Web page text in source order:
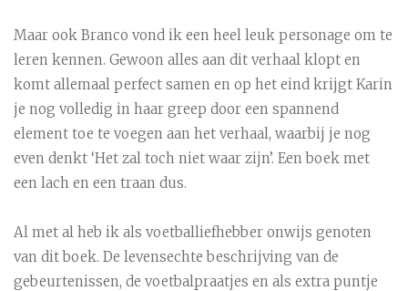
Maar ook Branco vond ik een heel leuk personage om te
leren kennen. Gewoon alles aan dit verhaal klopt en
komt allemaal perfect samen en op het eind krijgt Karin
je nog volledig in haar greep door een spannend
element toe te voegen aan het verhaal, waarbij je nog
even denkt ‘Het zal toch niet waar zijn’. Een boek met
een lach en een traan dus.
Al met al heb ik als voetballiefhebber onwijs genoten
van dit boek. De levensechte beschrijving van de
gebeurtenissen, de voetbalpraatjes en als extra puntje